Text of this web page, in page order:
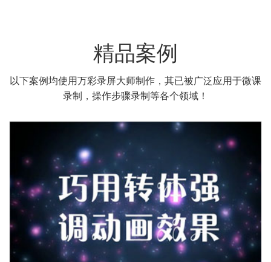
精品案例
以下案例均使用万彩录屏大师制作，其已被广泛应用于微课
录制，操作步骤录制等各个领域！